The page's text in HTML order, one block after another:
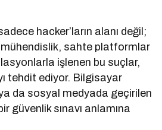
hacker’ların alanı değil;
sahte platformlar
işlenen bu suçlar,
tehdit ediyor. Bilgisayar
da sosyal medyada geçirilen
güvenlik sınavı anlamına